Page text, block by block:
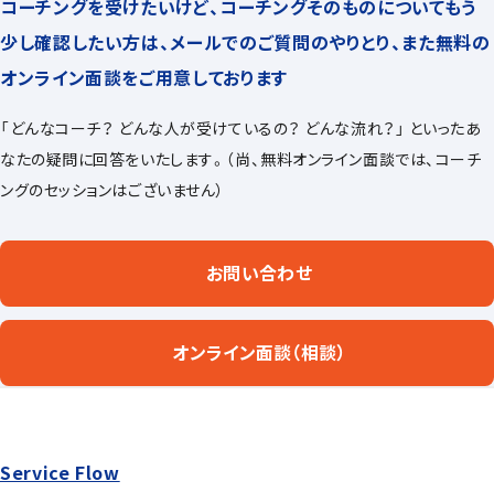
コーチングを受けたいけど、コーチングそのものについてもう
少し確認したい方は、メールでのご質問のやりとり、また無料の
オンライン面談をご用意しております
「どんなコーチ？ どんな人が受けているの？ どんな流れ？」 といったあ
なたの疑問に回答をいたします。（尚、無料オンライン面談では、コーチ
ングのセッションはございません）
お問い合わせ
オンライン面談（相談）
Service Flow